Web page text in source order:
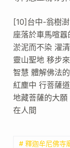
[10]台中-翁樹
座落於車馬喧
淤泥而不染 濯
靈山聖地 移步
智慧 體解佛法
紅塵中 行菩薩
地藏菩薩的大
在人間
# 釋迦牟尼佛寺